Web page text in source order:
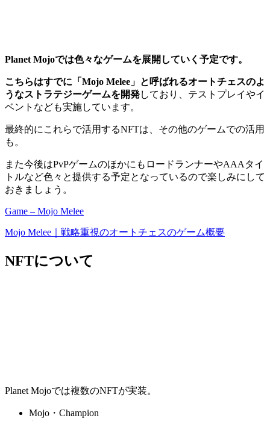
Planet Mojoでは色々なゲームを展開していく予定です。
こちらはすでに「Mojo Melee」と呼ばれるオートチェスのよ
うなストラテジーゲームを開発しており、テストプレイやイ
ベントなども実施しています。
最終的にこれらで活用するNFTは、その他のゲームでの活用
も。
また今後はPvPゲームのほかにも ロードランナーやAAAタイ
トルなど色々と提供する予定となっているので楽しみにして
おきましょう。
Game – Mojo Melee
Mojo Melee｜戦略重視のオートチェスのゲーム概要
NFTについて
Planet Mojoでは複数のNFTが実装。
Mojo・Champion